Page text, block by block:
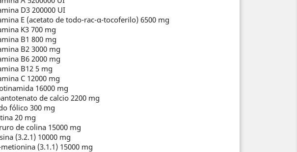
D3 200000 UI
E (acetato de todo-rac-α-tocoferilo) 6500 mg
K3 700 mg
B1 800 mg
B2 3000 mg
B6 2000 mg
B12 5 mg
C 12000 mg
16000 mg
de calcio 2200 mg
fólico 300 mg
20 mg
de colina 15000 mg
(3.2.1) 10000 mg
(3.1.1) 15000 mg